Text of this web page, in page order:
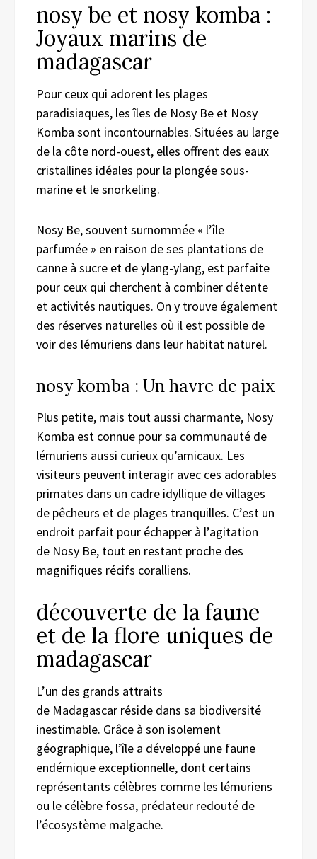
nosy be et nosy komba :
Joyaux marins de
madagascar
Pour ceux qui adorent les plages
paradisiaques, les îles de Nosy Be et Nosy
Komba sont incontournables. Situées au large
de la côte nord-ouest, elles offrent des eaux
cristallines idéales pour la plongée sous-
marine et le snorkeling.
Nosy Be, souvent surnommée « l’île
parfumée » en raison de ses plantations de
canne à sucre et de ylang-ylang, est parfaite
pour ceux qui cherchent à combiner détente
et activités nautiques. On y trouve également
des réserves naturelles où il est possible de
voir des lémuriens dans leur habitat naturel.
nosy komba : Un havre de paix
Plus petite, mais tout aussi charmante, Nosy
Komba est connue pour sa communauté de
lémuriens aussi curieux qu’amicaux. Les
visiteurs peuvent interagir avec ces adorables
primates dans un cadre idyllique de villages
de pêcheurs et de plages tranquilles. C’est un
endroit parfait pour échapper à l’agitation
de Nosy Be, tout en restant proche des
magnifiques récifs coralliens.
découverte de la faune
et de la flore uniques de
madagascar
L’un des grands attraits
de Madagascar réside dans sa biodiversité
inestimable. Grâce à son isolement
géographique, l’île a développé une faune
endémique exceptionnelle, dont certains
représentants célèbres comme les lémuriens
ou le célèbre fossa, prédateur redouté de
l’écosystème malgache.